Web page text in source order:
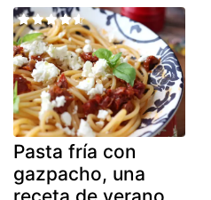
Pasta fría con
gazpacho, una